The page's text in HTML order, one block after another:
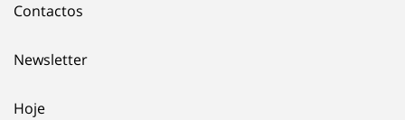
Contactos
Newsletter
Hoje